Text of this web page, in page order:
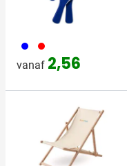
005 008
vanaf 2,56